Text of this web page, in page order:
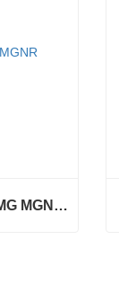
Guía Lineal Mini Serie MG MGNR MGWR Fabricación